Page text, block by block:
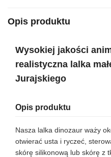
Opis produktu
Wysokiej jakości
realistyczna lalka
Jurajskiego
Opis produktu
Nasza lalka dinozaur waży
otwierać usta i ryczeć,
skórę silikonową lub skórę z